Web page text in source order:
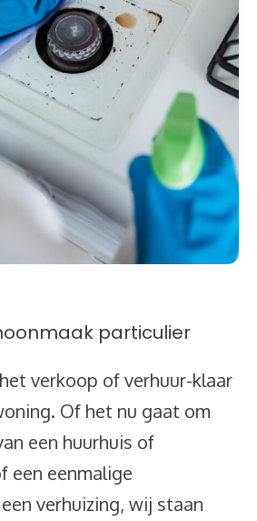
particulier
verkoop of verhuur-klaar
Of het nu gaat om
een huurhuis of
een eenmalige
verhuizing, wij staan